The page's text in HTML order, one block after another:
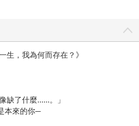
喜歡的段落： 妳的存在是
錯誤，不是意外，更不是偶然的巧
宇宙早就為我們
想要的人生。 最後分享一
生，我為何而存在？》
缺了什麼......。」
本來的你─